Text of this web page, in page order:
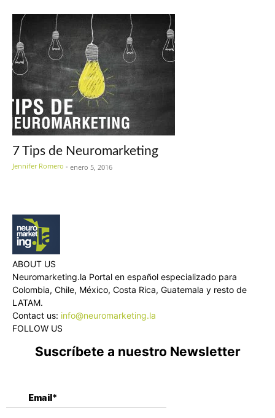
7 Tips de Neuromarketing
Jennifer Romero - enero 5, 2016
ABOUT US
Neuromarketing.la Portal en español especializado para
Colombia, Chile, México, Costa Rica, Guatemala y resto de
LATAM.
Contact us: info@neuromarketing.la
FOLLOW US
Suscríbete a nuestro Newsletter